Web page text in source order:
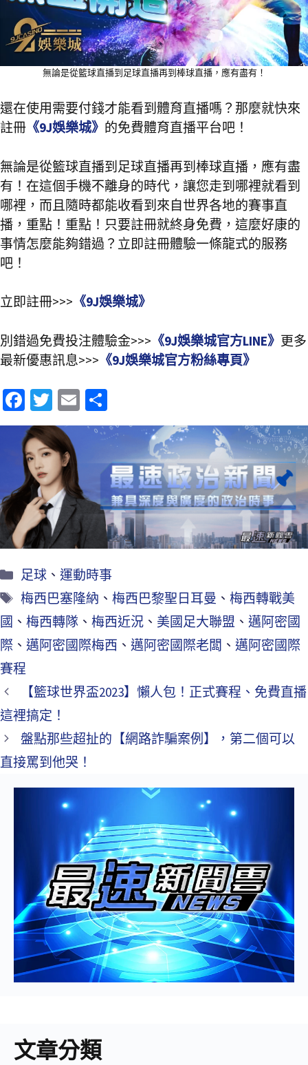
無論是從籃球直播到足球直播再到棒球直播，應有盡有！
還在使用需要付錢才能看到體育直播嗎？那麼就快來
註冊 《9J娛樂城》 的免費體育直播平台吧！
無論是從籃球直播到足球直播再到棒球直播，應有盡
有！在這個手機不離身的時代，讓您走到哪裡就看到
哪裡，而且隨時都能收看到來自世界各地的賽事直
播，重點！重點！只要註冊就終身免費，這麼好康的
事情怎麼能夠錯過？立即註冊體驗一條龍式的服務
吧！
立即註冊>>> 《9J娛樂城》
別錯過免費投注體驗金>>> 《9J娛樂城官方LINE》 更多
最新優惠訊息>>> 《9J娛樂城官方粉絲專頁》
Fa
ce
b
o
o
k
T
wi
tt
er
E
m 享
足球 、運動時事
梅西巴塞隆納 、梅西巴黎聖日耳曼 、梅西轉戰美
國 、 梅西轉隊 、 梅西近況 、 美國足大聯盟 、 邁阿密國
際 、 邁阿密國際梅西 、 邁阿密國際老闆 、 邁阿密國際
賽程
【籃球世界盃2023】懶人包！正式賽程、免費直播
這裡搞定！
盤點那些超扯的【網路詐騙案例】，第二個可以
直接罵到他哭！
文章分類